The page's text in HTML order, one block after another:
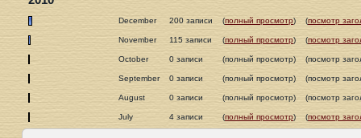
December 200 записи (полный просмотр) (посмотр
November 115 записи (полный просмотр) (посмотр
October 0 записи (полный просмотр) (посмотр
September 0 записи (полный просмотр) (посмотр
August 0 записи (полный просмотр) (посмотр
July 4 записи (полный просмотр) (посмотр